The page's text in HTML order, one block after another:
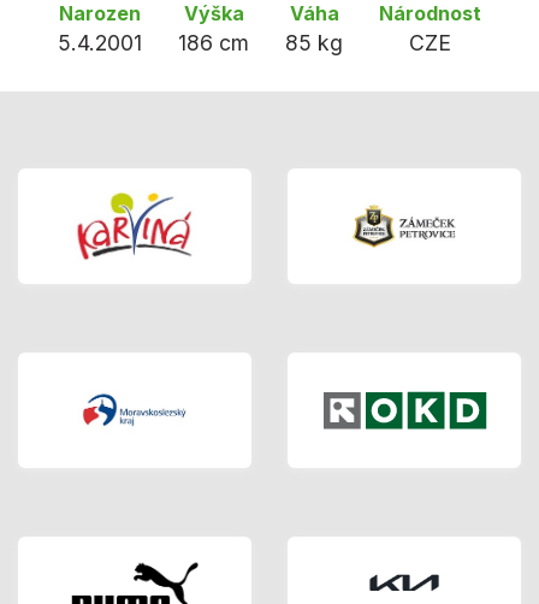
Narozen
5.4.2001
Výška
186 cm
Váha
85 kg
Národnost
CZE